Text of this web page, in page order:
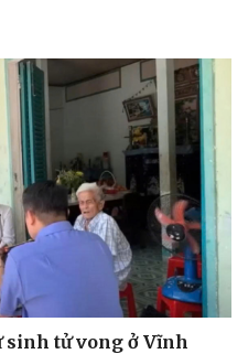
sinh tử vong ở Vĩnh